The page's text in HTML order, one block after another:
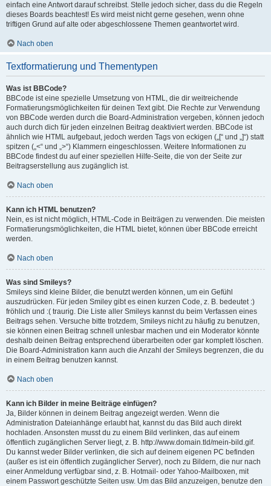
einfach eine Antwort darauf schreibst. Stelle jedoch sicher, dass du die Regeln
dieses Boards beachtest! Es wird meist nicht gerne gesehen, wenn ohne
triftigen Grund auf alte oder abgeschlossene Themen geantwortet wird.
Nach oben
Textformatierung und Thementypen
Was ist BBCode?
BBCode ist eine spezielle Umsetzung von HTML, die dir weitreichende
Formatierungsmöglichkeiten für deinen Text gibt. Die Rechte zur Verwendung
von BBCode werden durch die Board-Administration vergeben, können jedoch
auch durch dich für jeden einzelnen Beitrag deaktiviert werden. BBCode ist
ähnlich wie HTML aufgebaut, jedoch werden Tags von eckigen („[“ und „]“) statt
spitzen („<“ und „>“) Klammern eingeschlossen. Weitere Informationen zu
BBCode findest du auf einer speziellen Hilfe-Seite, die von der Seite zur
Beitragserstellung aus zugänglich ist.
Nach oben
Kann ich HTML benutzen?
Nein, es ist nicht möglich, HTML-Code in Beiträgen zu verwenden. Die meisten
Formatierungsmöglichkeiten, die HTML bietet, können über BBCode erreicht
werden.
Nach oben
Was sind Smileys?
Smileys sind kleine Bilder, die benutzt werden können, um ein Gefühl
auszudrücken. Für jeden Smiley gibt es einen kurzen Code, z. B. bedeutet :)
fröhlich und :( traurig. Die Liste aller Smileys kannst du beim Verfassen eines
Beitrags sehen. Versuche bitte trotzdem, Smileys nicht zu häufig zu benutzen,
sie können einen Beitrag schnell unlesbar machen und ein Moderator könnte
deshalb deinen Beitrag entsprechend überarbeiten oder gar komplett löschen.
Die Board-Administration kann auch die Anzahl der Smileys begrenzen, die du
in einem Beitrag benutzen kannst.
Nach oben
Kann ich Bilder in meine Beiträge einfügen?
Ja, Bilder können in deinem Beitrag angezeigt werden. Wenn die
Administration Dateianhänge erlaubt hat, kannst du das Bild auch direkt
hochladen. Ansonsten musst du zu einem Bild verlinken, das auf einem
öffentlich zugänglichen Server liegt, z. B. http://www.domain.tld/mein-bild.gif.
Du kannst weder Bilder verlinken, die sich auf deinem eigenen PC befinden
(außer es ist ein öffentlich zugänglicher Server), noch zu Bildern, die nur nach
einer Anmeldung verfügbar sind, z. B. Hotmail- oder Yahoo-Mailboxen, mit
einem Passwort geschützte Seiten usw. Um das Bild anzuzeigen, benutze den